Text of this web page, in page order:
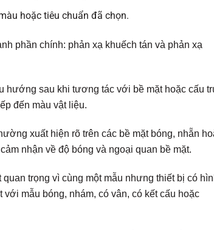
hoặc tiêu chuẩn đã chọn.
phần chính: phản xạ khuếch tán và phản xạ
hướng sau khi tương tác với bề mặt hoặc cấu
đến màu vật liệu.
xuất hiện rõ trên các bề mặt bóng, nhẵn
nhận về độ bóng và ngoại quan bề mặt.
trọng vì cùng một mẫu nhưng thiết bị có
mẫu bóng, nhám, có vân, có kết cấu hoặc